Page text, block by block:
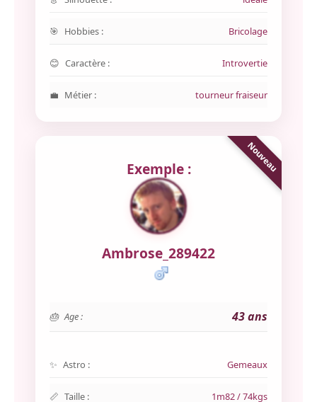
Hobbies : Bricolage
Caractère : Introvertie
Métier : tourneur fraiseur
Exemple :
Ambrose_289422
Age : 43 ans
Astro : Gemeaux
Taille : 1m82 / 74kgs